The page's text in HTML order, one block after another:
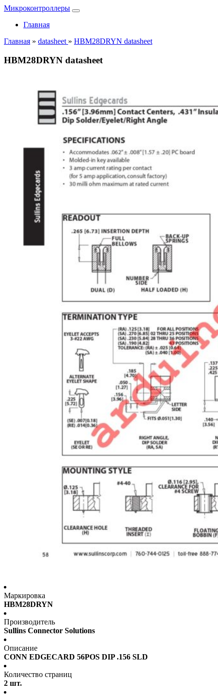
Микроконтроллеры
Главная
Главная » datasheet » HBM28DRYN datasheet
HBM28DRYN datasheet
Маркировка
HBM28DRYN
Производитель
Sullins Connector Solutions
Описание
CONN EDGECARD 56POS DIP .156 SLD
Количество страниц
2 шт.